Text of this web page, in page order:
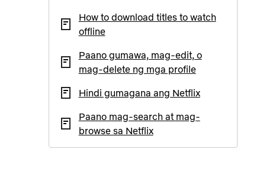
How to download titles to watch
offline
Paano gumawa, mag-edit, o
mag-delete ng mga profile
Hindi gumagana ang Netflix
Paano mag-search at mag-
browse sa Netflix